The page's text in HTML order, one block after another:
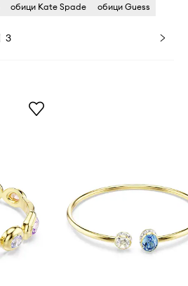
обици Kate Spade обици Guess
3